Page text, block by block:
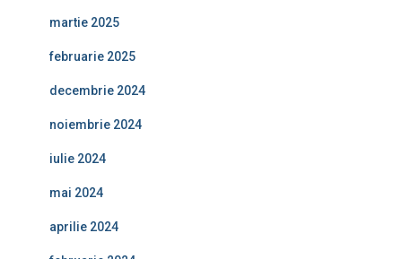
martie 2025
februarie 2025
decembrie 2024
noiembrie 2024
iulie 2024
mai 2024
aprilie 2024